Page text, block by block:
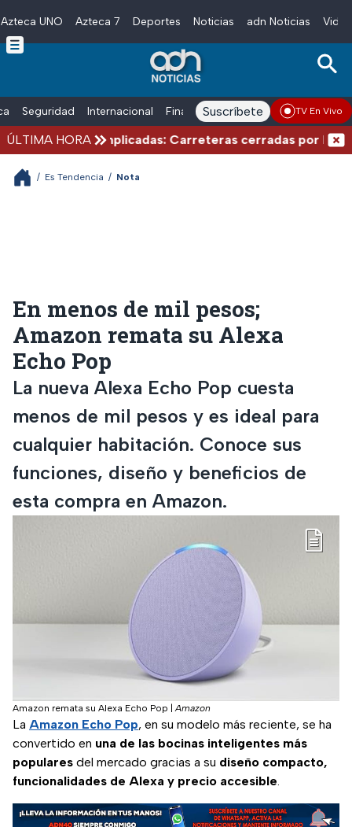
Skip to main content
Azteca UNO Azteca 7 Deportes Noticias adn Noticias
Seguridad Internacional Finanzas adn Noticias Radio
Suscríbete TV En Vivo
ÚLTIMA HORA
verano complicadas: Carreteras cerradas por
/ Es Tendencia / Nota
En menos de mil pesos;
Amazon remata su Alexa
Echo Pop
La nueva Alexa Echo Pop cuesta
menos de mil pesos y es ideal para
cualquier habitación. Conoce sus
funciones, diseño y beneficios de
esta compra en Amazon.
Amazon remata su Alexa Echo Pop |Amazon
La Amazon Echo Pop, en su modelo más reciente, se ha
convertido en una de las bocinas inteligentes más
populares del mercado gracias a su diseño compacto,
funcionalidades de Alexa y precio accesible.